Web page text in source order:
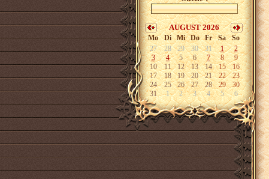
AUGUST 2026
Mo Di Mi Do Fr Sa
So
27
28 29 30 31 1
2
3
4 5 6 7 8
9
10
11 12 13 14 15
16
17
18 19 20 21 22
23
24
25 26 27 28 29
30
31
1 2 3 4 5 6